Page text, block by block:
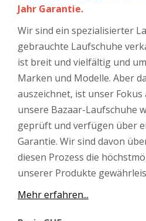
Jahr Garantie.
Wir sind ein spezialisierter
gebrauchte Laufschuhe
ist breit und vielfältig und
Marken und Modelle. Aber
auszeichnet, ist unser Fokus
unsere Bazaar-Laufschuhe
geprüft und verfügen über
Garantie. Wir sind davon
diesen Prozess die
unserer Produkte
Mehr erfahren...